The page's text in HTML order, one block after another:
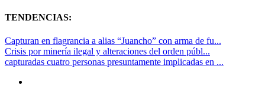
TENDENCIAS:
Capturan en flagrancia a alias “Juancho” con arma de fu...
Crisis por minería ilegal y alteraciones del orden públ...
capturadas cuatro personas presuntamente implicadas en ...